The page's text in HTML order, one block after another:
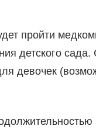
пройти
детского
девочек